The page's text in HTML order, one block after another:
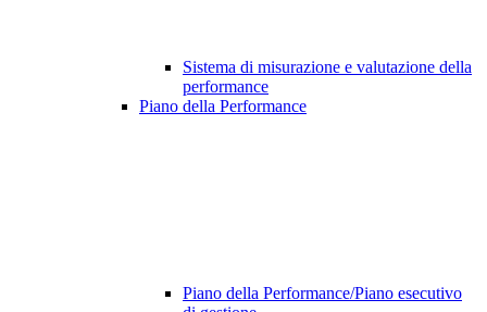
Sistema di misurazione e valutazione della
performance
Piano della Performance
Piano della Performance/Piano esecutivo